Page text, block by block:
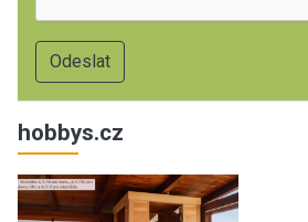
hobbys.cz